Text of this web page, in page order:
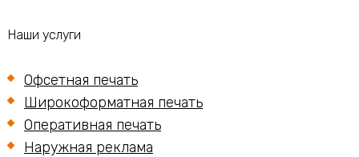
Наши услуги
Офсетная печать
Широкоформатная печать
Оперативная печать
Наружная реклама